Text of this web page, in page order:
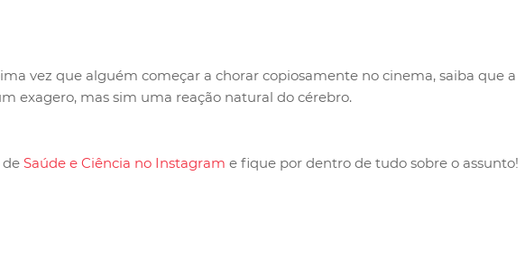
vez que alguém começar a chorar copiosamente no cinema, saiba que a
exagero, mas sim uma reação natural do cérebro.
deSaúde e Ciência no Instagram e fique por dentro de tudo sobre o assunto!